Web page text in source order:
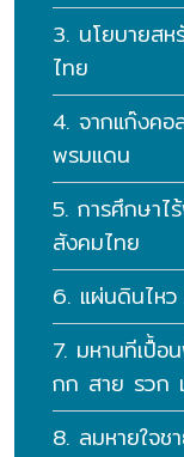
3. นโยบายส
ไทย
4. จากแก๊งคอ
พรมแดน
5. การศึกษาไ
สังคมไทย
6. แผ่นดินไห
7. มหานทีเปื้
กก สาย รวก
8. ลมหายใจช